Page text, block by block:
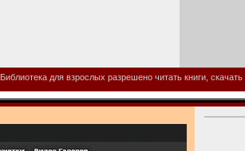
Библиотека для взрослых разрешено читать книги,